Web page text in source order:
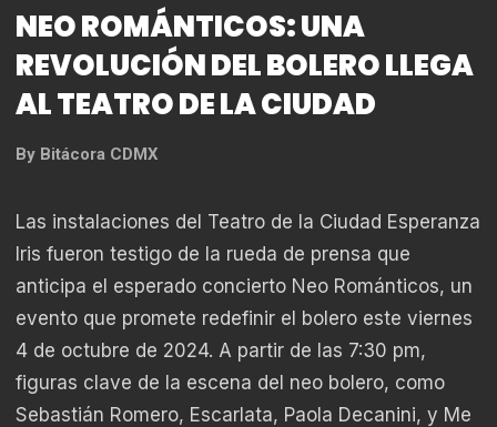
NEO ROMÁNTICOS: UNA
REVOLUCIÓN DEL BOLERO LLEGA
AL TEATRO DE LA CIUDAD
By Bitácora CDMX
Las instalaciones del Teatro de la Ciudad Esperanza
Iris fueron testigo de la rueda de prensa que
anticipa el esperado concierto Neo Románticos, un
evento que promete redefinir el bolero este viernes
4 de octubre de 2024. A partir de las 7:30 pm,
figuras clave de la escena del neo bolero, como
Sebastián Romero, Escarlata, Paola Decanini, y Me